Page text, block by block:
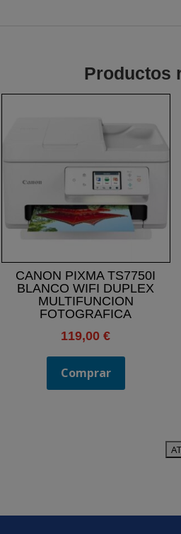
Productos
CANON PIXMA TS7750I
BLANCO WIFI DUPLEX
MULTIFUNCION
FOTOGRAFICA
119,00€
Comprar